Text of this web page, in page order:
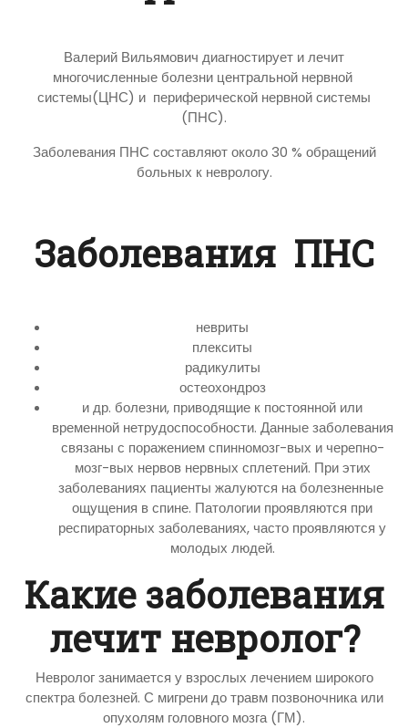
Валерий Вильямович диагностирует и лечит
многочисленные болезни центральной нервной
системы(ЦНС) и периферической нервной системы
(ПНС).
Заболевания ПНС составляют около 30 % обращений
больных к неврологу.
Заболевания ПНС
невриты
плекситы
радикулиты
остеохондроз
и др. болезни, приводящие к постоянной или
временной нетрудоспособности. Данные заболевания
связаны с поражением спинномозг-вых и черепно-
мозг-вых нервов нервных сплетений. При этих
заболеваниях пациенты жалуются на болезненные
ощущения в спине. Патологии проявляются при
респираторных заболеваниях, часто проявляются у
молодых людей.
Какие заболевания
лечит невролог?
Невролог занимается у взрослых лечением широкого
спектра болезней. С мигрени до травм позвоночника или
опухолям головного мозга (ГМ).